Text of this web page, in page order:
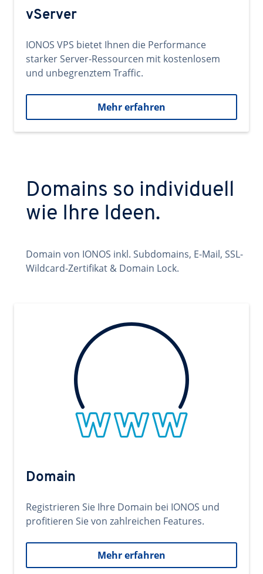
vServer
IONOS VPS bietet Ihnen die Performance
starker Server-Ressourcen mit kostenlosem
und unbegrenztem Traffic.
Mehr erfahren
Domains so individuell
wie Ihre Ideen.
Domain von IONOS inkl. Subdomains, E-Mail, SSL-
Wildcard-Zertifikat & Domain Lock.
Domain
Registrieren Sie Ihre Domain bei IONOS und
profitieren Sie von zahlreichen Features.
Mehr erfahren